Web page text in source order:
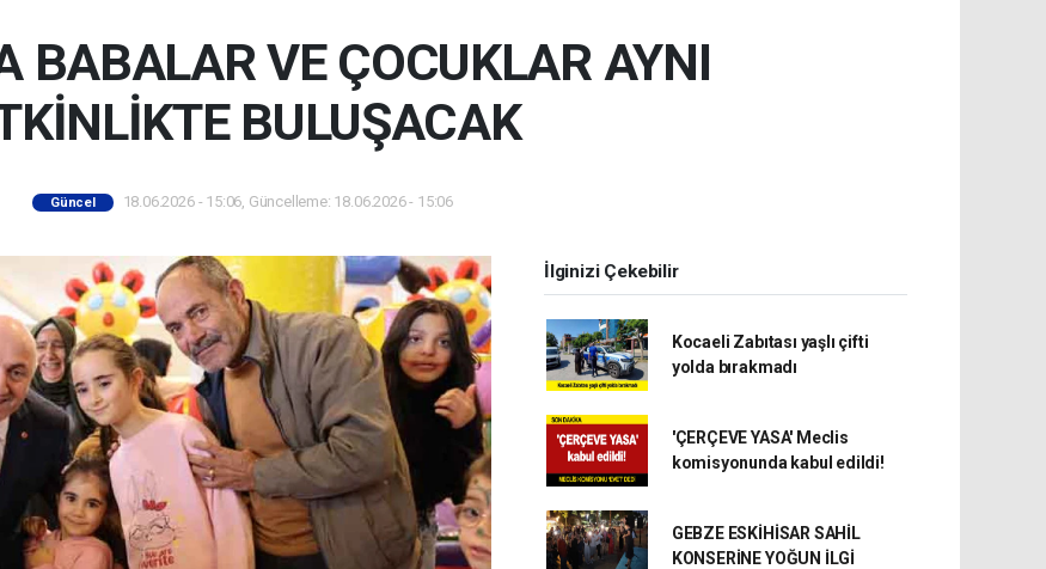
BABALAR VE ÇOCUKLAR AYNI
BULUŞACAK
Güncel 18.06.2026 - 15:06, Güncelleme: 18.06.2026 - 15:06
İlginizi Çekebilir
Kocaeli Zabıtası yaşlı çifti
yolda bırakmadı
'ÇERÇEVE YASA' Meclis
komisyonunda kabul edildi!
GEBZE ESKİHİSAR SAHİL
KONSERİNE YOĞUN İLGİ